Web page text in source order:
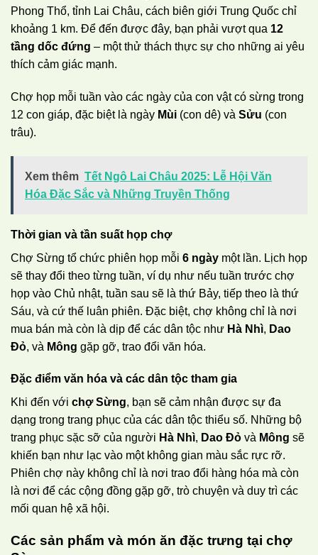
Phong Thổ, tỉnh Lai Châu, cách biên giới Trung Quốc chỉ
khoảng 1 km. Để đến được đây, bạn phải vượt qua 12
tầng dốc đứng – một thử thách thực sự cho những ai yêu
thích cảm giác mạnh.
Chợ họp mỗi tuần vào các ngày của con vật có sừng trong
12 con giáp, đặc biệt là ngày Mùi (con dê) và Sửu (con
trâu).
Xem thêm Tết Ngô Lai Châu 2025: Lễ Hội Văn
Hóa Đặc Sắc và Những Truyền Thống
Thời gian và tần suất họp chợ
Chợ Sừng tổ chức phiên họp mỗi 6 ngày một lần. Lịch họp
sẽ thay đổi theo từng tuần, ví dụ như nếu tuần trước chợ
họp vào Chủ nhật, tuần sau sẽ là thứ Bảy, tiếp theo là thứ
Sáu, và cứ thế luân phiên. Đặc biệt, chợ không chỉ là nơi
mua bán mà còn là dịp để các dân tộc như Hà Nhì, Dao
Đỏ, và Mông gặp gỡ, trao đổi văn hóa.
Đặc điểm văn hóa và các dân tộc tham gia
Khi đến với chợ Sừng, bạn sẽ cảm nhận được sự đa
dạng trong trang phục của các dân tộc thiểu số. Những bộ
trang phục sặc sỡ của người Hà Nhì, Dao Đỏ và Mông sẽ
khiến bạn như lạc vào một không gian màu sắc rực rỡ.
Phiên chợ này không chỉ là nơi trao đổi hàng hóa mà còn
là nơi để các cộng đồng gặp gỡ, trò chuyện và duy trì các
mối quan hệ xã hội.
Các sản phẩm và món ăn đặc trưng tại chợ